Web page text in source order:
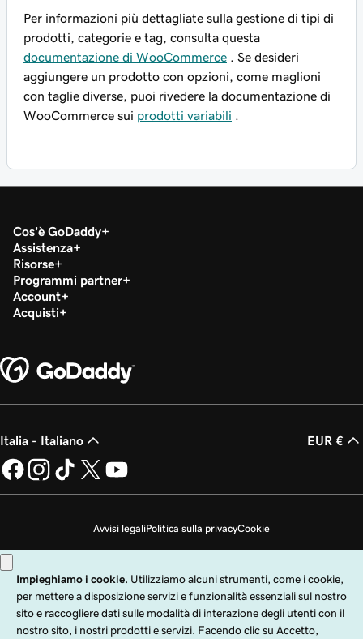
Per informazioni più dettagliate sulla gestione di tipi di
prodotti, categorie e tag, consulta questa
documentazione di WooCommerce . Se desideri
aggiungere un prodotto con opzioni, come maglioni
con taglie diverse, puoi rivedere la documentazione di
WooCommerce sui prodotti variabili
Cos'è GoDaddy
Assistenza
Risorse
Programmi partner
Account
Acquisti
Italia - Italiano EUR €
Avvisi legaliPolitica sulla privacyCookie
Copyright © 1999 - 2026 GoDaddy Operating Company, LLC. Tutti i diritti
riservati. Il nome GoDaddy è un marchio di fabbrica registrato di GoDaddy
Operating Company, LLC negli Stati Uniti e in altri paesi. Il logo "GO" è un